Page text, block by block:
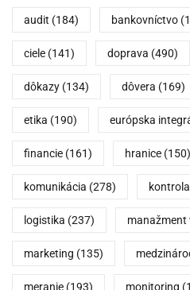
audit (184) bankovníctvo
ciele (141) doprava (490)
dôkazy (134) dôvera (169)
etika (190) európska
financie (161) hranice (150)
komunikácia (278) kontrola
logistika (237) manažment
marketing (135)
meranie (193) monitoring